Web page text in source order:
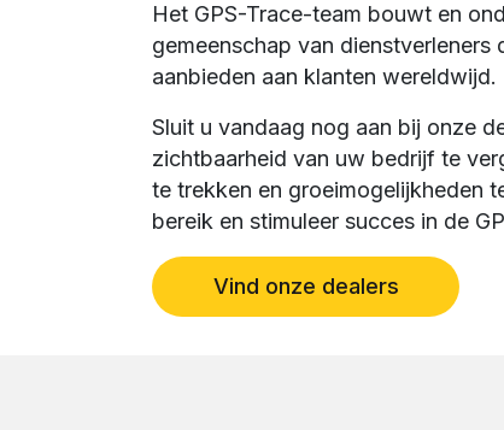
Het GPS-Trace-team bouwt en
gemeenschap van dienstverleners
aanbieden aan klanten wereldwijd.
Sluit u vandaag nog aan bij onze
zichtbaarheid van uw bedrijf te
te trekken en groeimogelijkheden
bereik en stimuleer succes in de
Vind onze dealers